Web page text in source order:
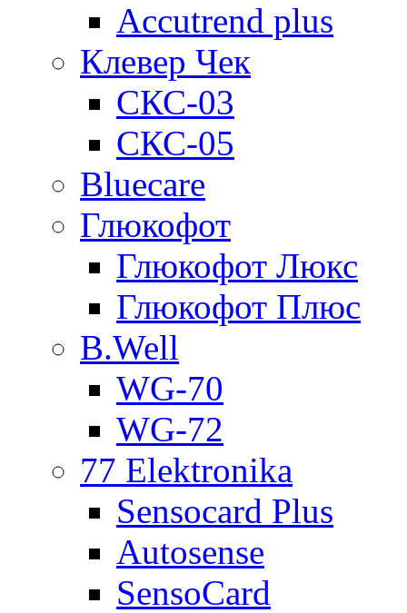
Accutrend plus
Клевер Чек
СКС-03
СКС-05
Bluecare
Глюкофот
Глюкофот Люкс
Глюкофот Плюс
B.Well
WG-70
WG-72
77 Elektronika
Sensocard Plus
Autosense
SensoCard